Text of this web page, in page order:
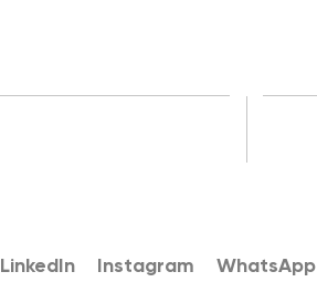
LinkedIn Instagram WhatsApp